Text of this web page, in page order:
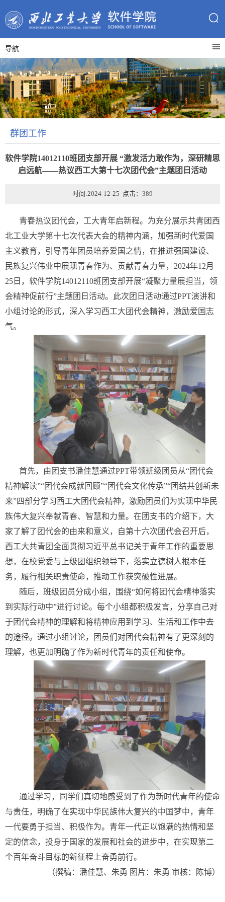
导航
群团工作
软件学院14012110班团支部开展 “激发活力敢作为，深研精思
启远航——热议西工大第十七次团代会”主题团日活动
时间:2024-12-25 点击： 389
青春热议团代会，工大青年启新程。为充分展示共青团西
北工业大学第十七次代表大会的精神内涵，加强新时代爱国
主义教育，引导青年团员培养爱国之情，在推进强国建设、
民族复兴伟业中展现青春作为、贡献青春力量，2024年12月
25日，软件学院14012110班团支部开展“凝聚力量展担当，领
会精神促前行”主题团日活动。此次团日活动通过PPT演讲和
小组讨论的形式，深入学习西工大团代会精神，激励爱国志
气。
首先，由团支书潘佳慧通过PPT带领班级团员从“团代会
精神解读”“团代会成就回顾”“团代会文化传承”“团结共创新未
来”四部分学习西工大团代会精神，激励团员们为实现中华民
族伟大复兴奉献青春、智慧和力量。在团支书的介绍下，大
家了解了团代会的由来和意义，自第十六次团代会召开后，
西工大共青团全面贯彻习近平总书记关于青年工作的重要思
想，在校党委与上级团组织领导下，落实立德树人根本任
务，履行相关职责使命，推动工作获突破性进展。
随后，班级团员分成小组，围绕“如何将团代会精神落实
到实际行动中”进行讨论。每个小组都积极发言，分享自己对
于团代会精神的理解和将精神应用到学习、生活和工作中去
的途径。通过小组讨论，团员们对团代会精神有了更深刻的
理解，也更加明确了作为新时代青年的责任和使命。
通过学习，同学们真切地感受到了作为新时代青年的使命
与责任，明确了在实现中华民族伟大复兴的中国梦中，青年
一代要勇于担当、积极作为。青年一代正以饱满的热情和坚
定的信念，投身于国家的发展和社会的进步中，在实现第二
个百年奋斗目标的新征程上奋勇前行。
（撰稿：潘佳慧、朱勇 图片：朱勇 审核：陈博）